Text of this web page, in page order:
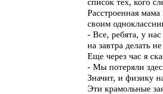
список тех, кого
Расстроенная
своим
- Все, ребята, у
на завтра делать
Еще через час я
- Мы потеряли
Значит, и физику
Эти крамольные